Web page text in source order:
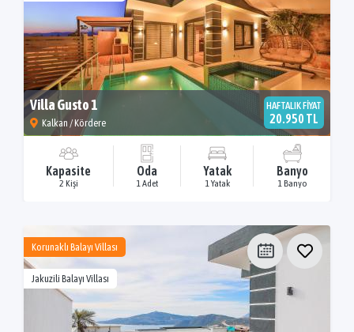
Villa Gusto 1
Kalkan / Kördere
HAFTALIK FİYAT
20.950 TL
Kapasite
2 Kişi
Oda
1 Adet
Yatak
1 Yatak
Banyo
1 Banyo
Korunaklı Balayı Villası
Jakuzili Balayı Villası